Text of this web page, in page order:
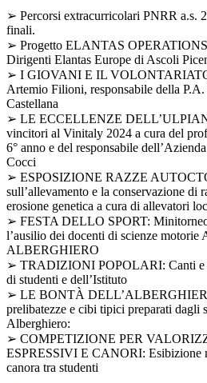
➢ Percorsi extracurricolari PNRR a.s.
finali.
➢ Progetto ELANTAS
Dirigenti Elantas Europe di Ascoli
➢ I GIOVANI E IL VOLONTARIATO
Artemio Filioni, responsabile della
Castellana
➢ LE ECCELLENZE
vincitori al Vinitaly 2024 a cura del
6° anno e del responsabile
Cocci
➢ ESPOSIZIONE RAZZE
sull’allevamento e la conservazione di
erosione genetica a cura di allevatori
➢ FESTA DELLO SPORT:
l’ausilio dei docenti di scienze
ALBERGHIERO
➢ TRADIZIONI POPOLARI: Canti e
di studenti e dell’Istituto
➢ LE BONTÀ
prelibatezze e cibi tipici preparati dagli
Alberghiero:
➢ COMPETIZIONE PER
ESPRESSIVI E CANORI: Esibizione
canora tra studenti